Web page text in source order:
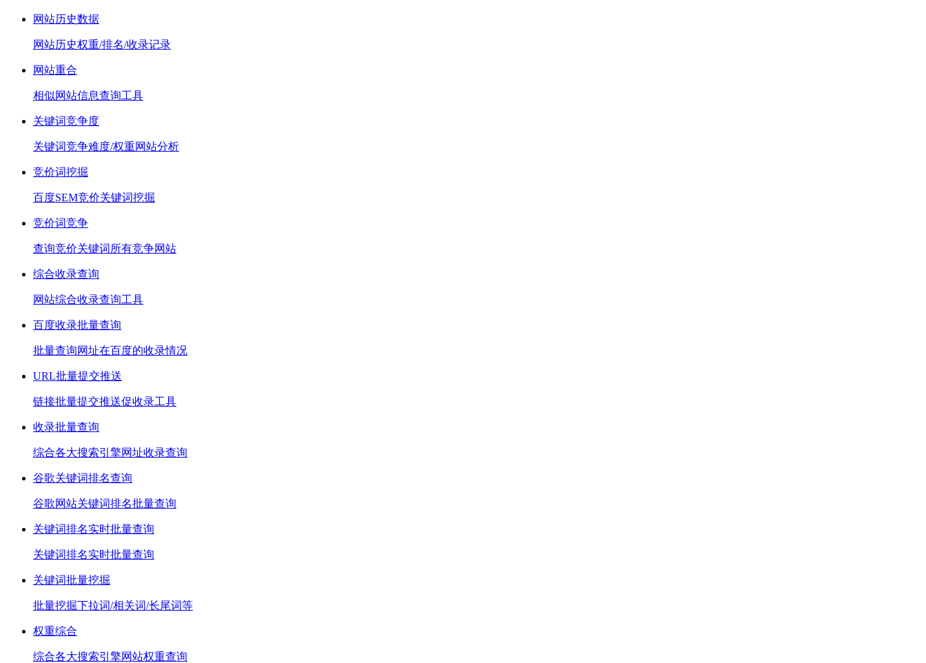
网站历史数据
网站历史权重/排名/收录记录
网站重合
相似网站信息查询工具
关键词竞争度
关键词竞争难度/权重网站分析
竞价词挖掘
百度SEM竞价关键词挖掘
竞价词竞争
查询竞价关键词所有竞争网站
综合收录查询
网站综合收录查询工具
百度收录批量查询
批量查询网址在百度的收录情况
URL批量提交推送
链接批量提交推送促收录工具
收录批量查询
综合各大搜索引擎网址收录查询
谷歌关键词排名查询
谷歌网站关键词排名批量查询
关键词排名实时批量查询
关键词排名实时批量查询
关键词批量挖掘
批量挖掘下拉词/相关词/长尾词等
权重综合
综合各大搜索引擎网站权重查询